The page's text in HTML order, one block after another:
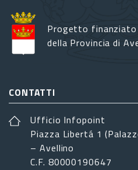
Progetto
della Provincia di
CONTATTI
Ufficio Infopoint
Piazza Libertá 1
– Avellino
C.F. 80000190647